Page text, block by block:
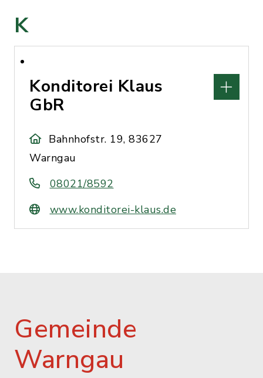
K
Konditorei Klaus
GbR
Bahnhofstr. 19, 83627
Warngau
08021/8592
www.konditorei-klaus.de
Gemeinde
Warngau